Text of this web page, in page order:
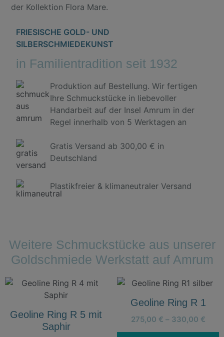
der Kollektion Flora Mare.
FRIESISCHE GOLD- UND
SILBERSCHMIEDEKUNST
in Familientradition seit 1932
Produktion auf Bestellung. Wir fertigen
Ihre Schmuckstücke in liebevoller
Handarbeit auf der Insel Amrum in der
Regel innerhalb von 5 Werktagen an
Gratis Versand ab 300,00 € in
Deutschland
Plastikfreier & klimaneutraler Versand
Weitere Schmuckstücke aus unserer
Goldschmiede Werkstatt auf Amrum
Geoline Ring R 5 mit
Saphir
Geoline Ring R 1
275,00 € – 330,00 €